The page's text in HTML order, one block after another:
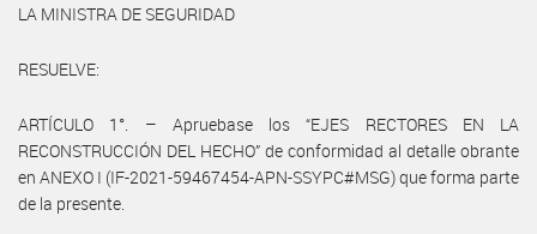
LA MINISTRA DE SEGURIDAD
RESUELVE:
ARTÍCULO 1°. – Apruebase los “EJES RECTORES EN LA
RECONSTRUCCIÓN DEL HECHO” de conformidad al detalle obrante
en ANEXO I (IF-2021-59467454-APN-SSYPC#MSG) que forma parte
de la presente.